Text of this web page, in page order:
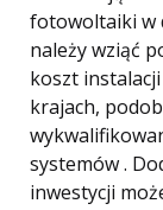
fotowoltaiki w
należy wziąć
koszt
krajach,
systemów .
inwestycji